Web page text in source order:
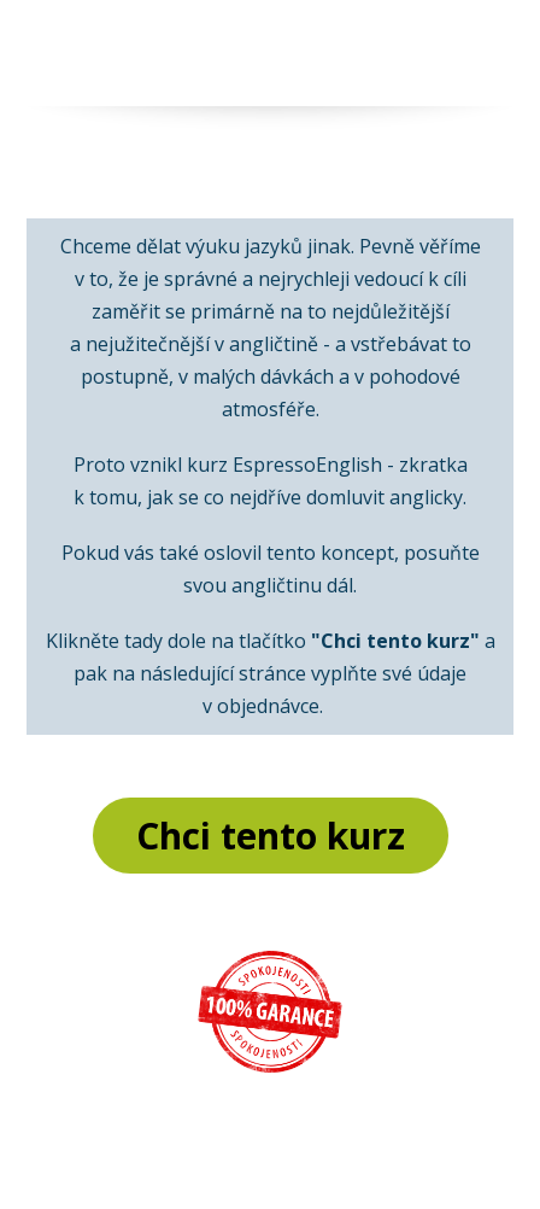
Chceme dělat výuku jazyků jinak. Pevně věříme
v to, že je správné a nejrychleji vedoucí k cíli
zaměřit se primárně na to nejdůležitější
a nejužitečnější v angličtině - a vstřebávat to
postupně, v malých dávkách a v pohodové
atmosféře.
Proto vznikl kurz EspressoEnglish - zkratka
k tomu, jak se co nejdříve domluvit anglicky.
Pokud vás také oslovil tento koncept, posuňte
svou angličtinu dál.
Klikněte tady dole na tlačítko "Chci tento kurz" a
pak na následující stránce vyplňte své údaje
v objednávce.
Chci tento kurz